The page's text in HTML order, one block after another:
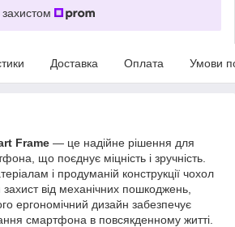
Доставка Оплата Умови
Frame — це надійне рішення для
що поєднує міцність і зручність.
і продуманій конструкції чохол
захист від механічних пошкоджень,
ергономічний дизайн забезпечує
смартфона в повсякденному житті.